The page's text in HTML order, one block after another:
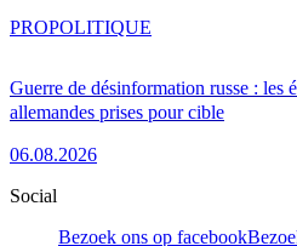
Guerre de désinformation russe : les
allemandes prises pour cible
06.08.2026
PROPOLITIQUE
Social
Bezoek ons op facebook